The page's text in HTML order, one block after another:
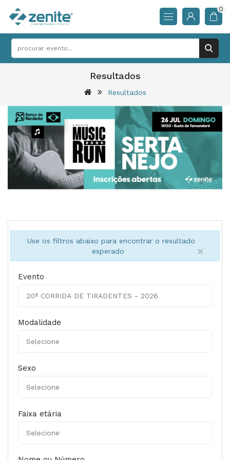
0
Resultados
Resultados
Use os filtros abaixo para encontrar o resultado
esperado
×
Evento
Modalidade
Sexo
Faixa etária